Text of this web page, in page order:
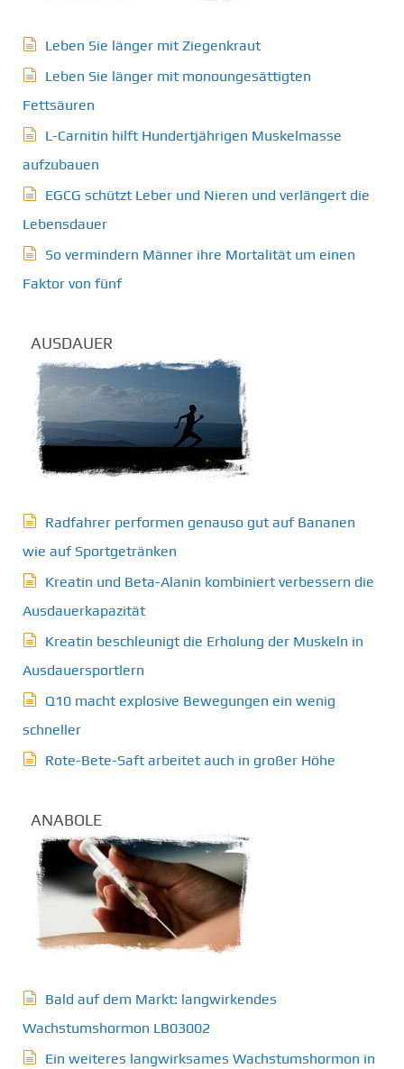
Leben Sie länger mit Ziegenkraut
Leben Sie länger mit monoungesättigten
Fettsäuren
L-Carnitin hilft Hundertjährigen Muskelmasse
aufzubauen
EGCG schützt Leber und Nieren und verlängert die
Lebensdauer
So vermindern Männer ihre Mortalität um einen
Faktor von fünf
AUSDAUER
Radfahrer performen genauso gut auf Bananen
wie auf Sportgetränken
Kreatin und Beta-Alanin kombiniert verbessern die
Ausdauerkapazität
Kreatin beschleunigt die Erholung der Muskeln in
Ausdauersportlern
Q10 macht explosive Bewegungen ein wenig
schneller
Rote-Bete-Saft arbeitet auch in großer Höhe
ANABOLE
Bald auf dem Markt: langwirkendes
Wachstumshormon LB03002
Ein weiteres langwirksames Wachstumshormon in